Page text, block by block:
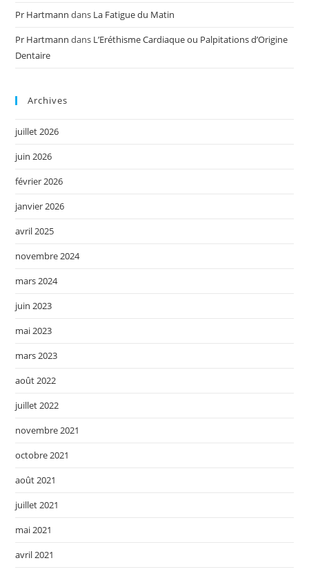
Pr Hartmann dans La Fatigue du Matin
Pr Hartmann dans L’Eréthisme Cardiaque ou Palpitations d’Origine
Dentaire
Archives
juillet 2026
juin 2026
février 2026
janvier 2026
avril 2025
novembre 2024
mars 2024
juin 2023
mai 2023
mars 2023
août 2022
juillet 2022
novembre 2021
octobre 2021
août 2021
juillet 2021
mai 2021
avril 2021